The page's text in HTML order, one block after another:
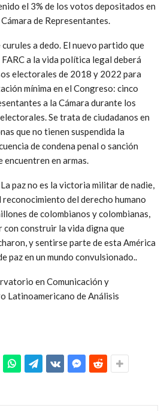
el 3% de los votos depositados en
de Representantes.
a dedo. El nuevo partido que
a la vida política legal deberá
electorales de 2018 y 2022 para
mínima en el Congreso: cinco
a la Cámara durante los
Se trata de ciudadanos en
que no tienen suspendida la
de condena penal o sanción
en armas.
paz no es la victoria militar de nadie,
del derecho humano
de colombianos y colombianas,
con construir la vida digna que
y sentirse parte de esta América
en un mundo convulsionado..
en Comunicación y
Latinoamericano de Análisis